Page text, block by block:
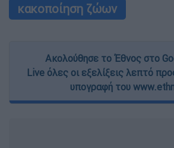
κακοποίηση ζώων
Ακολούθησε το Έθνος στο
Live όλες οι εξελίξεις λεπτό
υπογραφή του